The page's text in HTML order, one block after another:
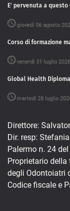
E' pervenuta a questo
giovedì 06 agosto
Corso di formazione
venerdì 31 luglio 2026
Global Health
martedì 28 luglio
Direttore:
Dir. resp:
Palermo n. 24
Proprietario della
degli Odontoiatri
Codice fiscale e